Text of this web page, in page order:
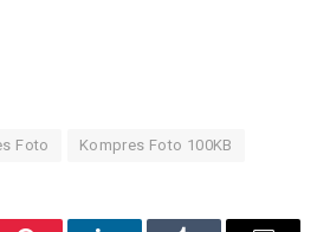
Foto Kompres Foto 100KB